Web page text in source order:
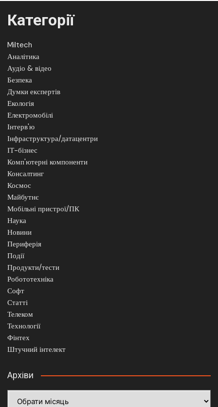
Категорії
Miltech
Аналітика
Аудіо & відео
Безпека
Думки експертів
Екологія
Електромобілі
Інтерв'ю
Інфраструктура/датацентри
ІТ-бізнес
Комп'ютерні компоненти
Консалтинг
Космос
Майбутнє
Мобільні пристрої/ПК
Наука
Новини
Периферія
Події
Продукти/тести
Робототехніка
Софт
Статті
Телеком
Технології
Фінтех
Штучний інтелект
Архіви